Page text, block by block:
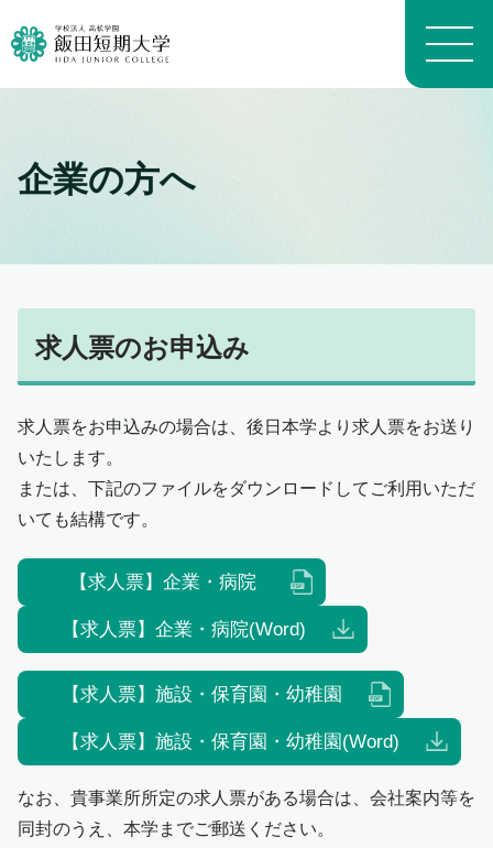
大学概要トップ
学科・専攻の教育目的
沿革
よくある質問 FAQ
いいたん基礎教育通信
財務情報
学科案内トップ
生活科学学科介護福祉専攻
生活科学学科食物栄養専攻
看護学科
養護教育専攻
地域看護学専攻
助産学専攻
アクセスマップ
キャンパスマップ
進路トップ
進学・編入学
卒業生インタビュー
キャンパスライフトップ
イベント
学生生活経済学
クラブ・同好会
入試情報トップ
入学手続・納入金・授業料
交通案内
図書館トップ
利用規程
情報の探し方
図書館活用術
オープンキャンパス
公開講座トップ
地域連携センター
公開講座一覧
出張講座・出前講座・講師派遣
子育て支援・わいわいひろば
企業の方へ
求人票のお申込み
求人票をお申込みの場合は、後日本学より求人票をお送り
いたします。
または、下記のファイルをダウンロードしてご利用いただ
いても結構です。
【求人票】企業・病院
【求人票】企業・病院(Word)
【求人票】施設・保育園・幼稚園
【求人票】施設・保育園・幼稚園(Word)
なお、貴事業所所定の求人票がある場合は、会社案内等を
同封のうえ、本学までご郵送ください。